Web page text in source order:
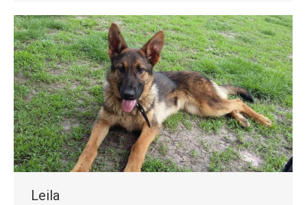
Leila